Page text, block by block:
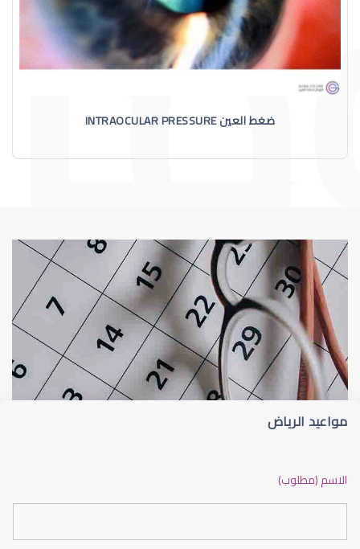
ضغط العين INTRAOCULAR PRESSURE
أسباب الماء الماء الأزرق
مواعيد الرياض
الاسم (مطلوب)